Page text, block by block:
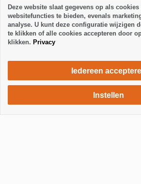
Alle beoordelingen worden
Palma 24.
1000 €per maand
Deze website slaat gegevens op als
websitefuncties te bieden, evenals
analyse. U kunt deze configuratie wijzigen
te klikken of alle cookies accepteren door
klikken. Privacy
Iedereen
Instellen